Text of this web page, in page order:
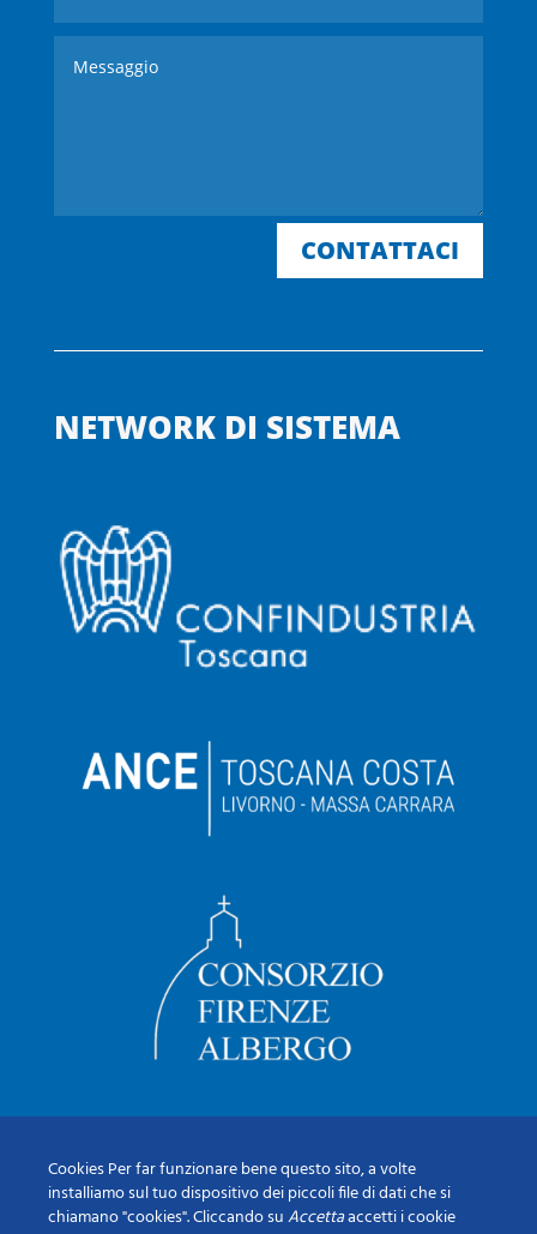
CONTATTACI
NETWORK DI SISTEMA
Cookies Per far funzionare bene questo sito, a volte
installiamo sul tuo dispositivo dei piccoli file di dati che si
chiamano "cookies". Cliccando suAccettaaccetti i cookie